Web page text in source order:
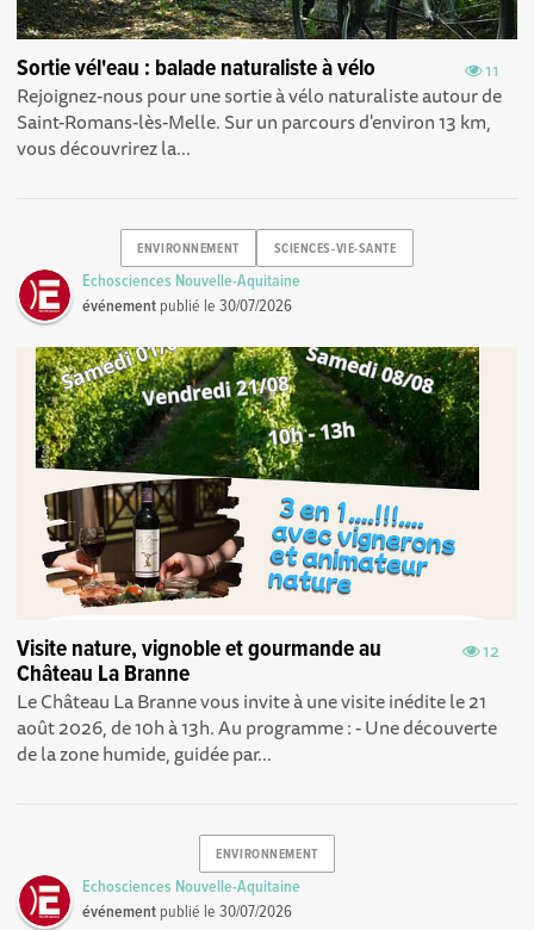
11
Sortie vél'eau : balade naturaliste à vélo
Rejoignez-nous pour une sortie à vélo naturaliste autour de
Saint-Romans-lès-Melle. Sur un parcours d'environ 13 km,
vous découvrirez la...
ENVIRONNEMENT SCIENCES-VIE-SANTE
Echosciences Nouvelle-Aquitaine
événement publié le30/07/2026
12
Visite nature, vignoble et gourmande au
Château La Branne
Le Château La Branne vous invite à une visite inédite le 21
août 2026, de 10h à 13h. Au programme : - Une découverte
de la zone humide, guidée par...
ENVIRONNEMENT
Echosciences Nouvelle-Aquitaine
événement publié le30/07/2026